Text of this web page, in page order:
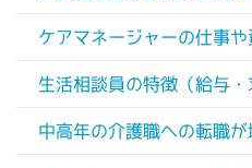
ケアマネージャーの仕事
生活相談員の特徴（給与・
中高年の介護職への転職